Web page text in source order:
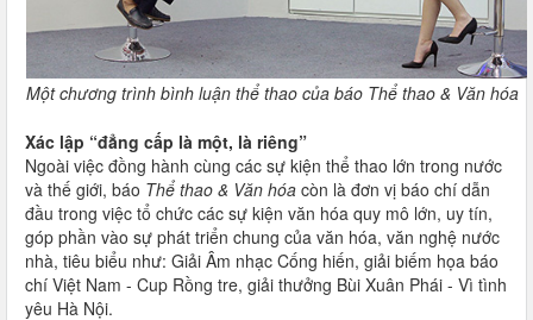
Một chương trình bình luận thể thao của báo Thể thao & Văn hóa
Xác lập “đẳng cấp là một, là riêng”
Ngoài việc đồng hành cùng các sự kiện thể thao lớn trong nước
và thế giới, báo Thể thao & Văn hóa còn là đơn vị báo chí dẫn
đầu trong việc tổ chức các sự kiện văn hóa quy mô lớn, uy tín,
góp phần vào sự phát triển chung của văn hóa, văn nghệ nước
nhà, tiêu biểu như: Giải Âm nhạc Cống hiến, giải biếm họa báo
chí Việt Nam - Cup Rồng tre, giải thưởng Bùi Xuân Phái - Vì tình
yêu Hà Nội.